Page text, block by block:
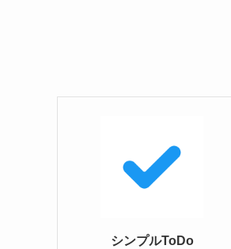
シンプルToDo